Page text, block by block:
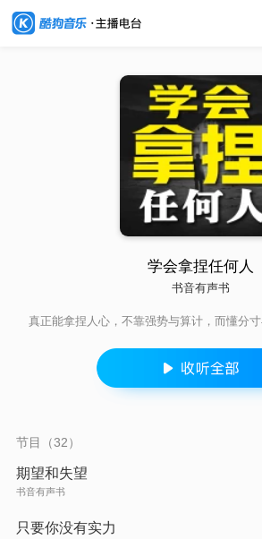
学会拿捏任何人
书音有声书
真正能拿捏人心，不靠强势与算计，而懂分
刚，以静制动。说话留余，做事有度，近而
换位思考，会顺势而为，不怒自威，不言自
有度，既能共情，亦有底线，在不动声色中
节目（32）
期望和失望
书音有声书
只要你没有实力